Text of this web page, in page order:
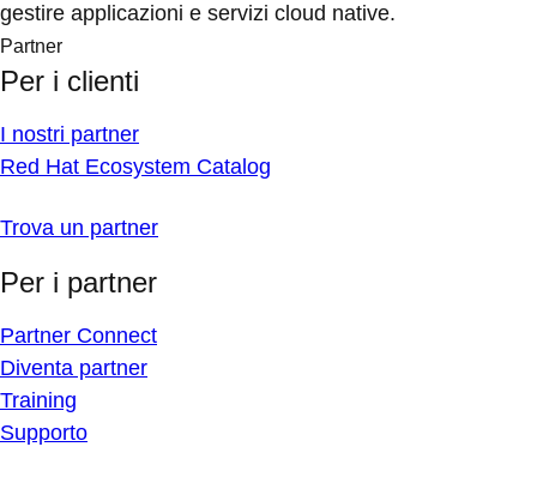
gestire applicazioni e servizi cloud native.
Partner
Per i clienti
I nostri partner
Red Hat Ecosystem Catalog
Trova un partner
Per i partner
Partner Connect
Diventa partner
Training
Supporto